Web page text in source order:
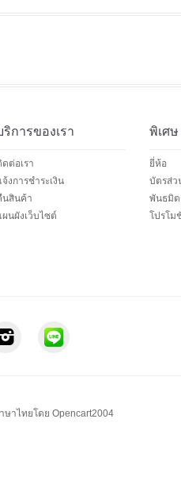
ริการของเรา
ดต่อเรา
จ้งการชำระเงิน
นสินค้า
ผนผังเว็บไซต์
พิเศษ
ยี่ห้อ
บัตรส่ว
พันธมิต
โปรโม
ษาไทยโดย Opencart2004